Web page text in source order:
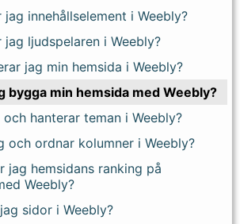
jag innehållselement i Weebly?
jag ljudspelaren i Weebly?
jag min hemsida i Weebly?
bygga min hemsida med Weebly?
hanterar teman i Weebly?
och ordnar kolumner i Weebly?
jag hemsidans ranking på
Weebly?
sidor i Weebly?